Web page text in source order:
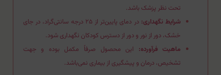
تحت نظر پزشک باشد.
شرایط نگهداری:
در دمای پایین‌تر از ۲۵ درجه سانتی‌گراد، در جای
خشک، دور از نور و دور از دسترس کودکان نگهداری شود.
ماهیت فرآورده: این محصول صرفاً مکمل بوده و جهت
تشخیص، درمان و پیشگیری از بیماری نمی‌باشد.